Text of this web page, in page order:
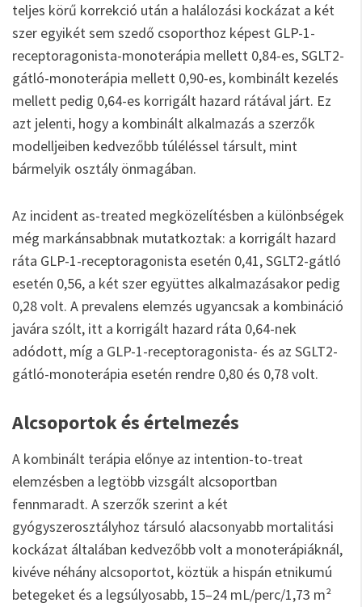
teljes körű korrekció után a halálozási kockázat a két
szer egyikét sem szedő csoporthoz képest GLP-1-
receptoragonista-monoterápia mellett 0,84-es, SGLT2-
gátló-monoterápia mellett 0,90-es, kombinált kezelés
mellett pedig 0,64-es korrigált hazard rátával járt. Ez
azt jelenti, hogy a kombinált alkalmazás a szerzők
modelljeiben kedvezőbb túléléssel társult, mint
bármelyik osztály önmagában.
Az incident as-treated megközelítésben a különbségek
még markánsabbnak mutatkoztak: a korrigált hazard
ráta GLP-1-receptoragonista esetén 0,41, SGLT2-gátló
esetén 0,56, a két szer együttes alkalmazásakor pedig
0,28 volt. A prevalens elemzés ugyancsak a kombináció
javára szólt, itt a korrigált hazard ráta 0,64-nek
adódott, míg a GLP-1-receptoragonista- és az SGLT2-
gátló-monoterápia esetén rendre 0,80 és 0,78 volt.
Alcsoportok és értelmezés
A kombinált terápia előnye az intention-to-treat
elemzésben a legtöbb vizsgált alcsoportban
fennmaradt. A szerzők szerint a két
gyógyszerosztályhoz társuló alacsonyabb mortalitási
kockázat általában kedvezőbb volt a monoterápiáknál,
kivéve néhány alcsoportot, köztük a hispán etnikumú
betegeket és a legsúlyosabb, 15–24 mL/perc/1,73 m²